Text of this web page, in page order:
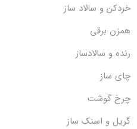
خردکن و سالاد ساز
همزن برقی
رنده و سالادساز
چای ساز
چرخ گوشت
گریل و اسنک‌ ساز